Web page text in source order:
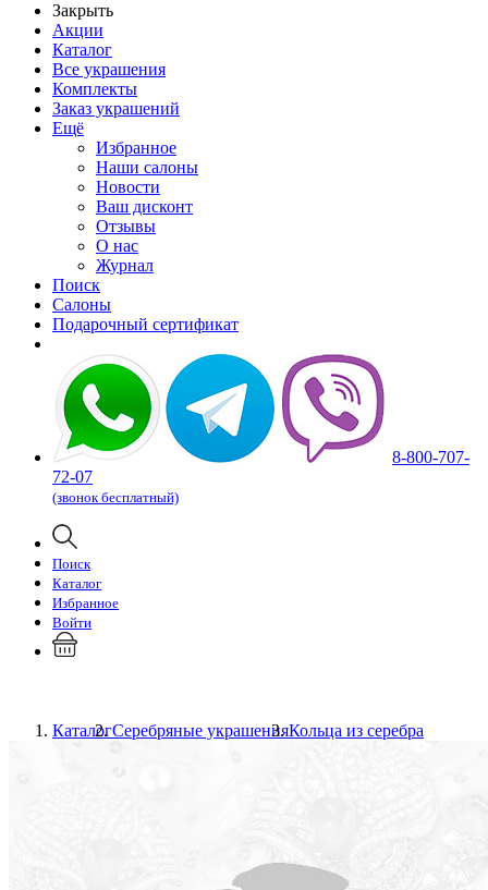
Закрыть
Акции
Каталог
Все украшения
Комплекты
Заказ украшений
Ещё
Избранное
Наши салоны
Новости
Ваш дисконт
Отзывы
О нас
Журнал
Поиск
Салоны
Подарочный сертификат
8-800-707-
72-07
(звонок бесплатный)
Поиск
Каталог
Избранное
Войти
КаталогСеребряные украшенияКольца из серебра